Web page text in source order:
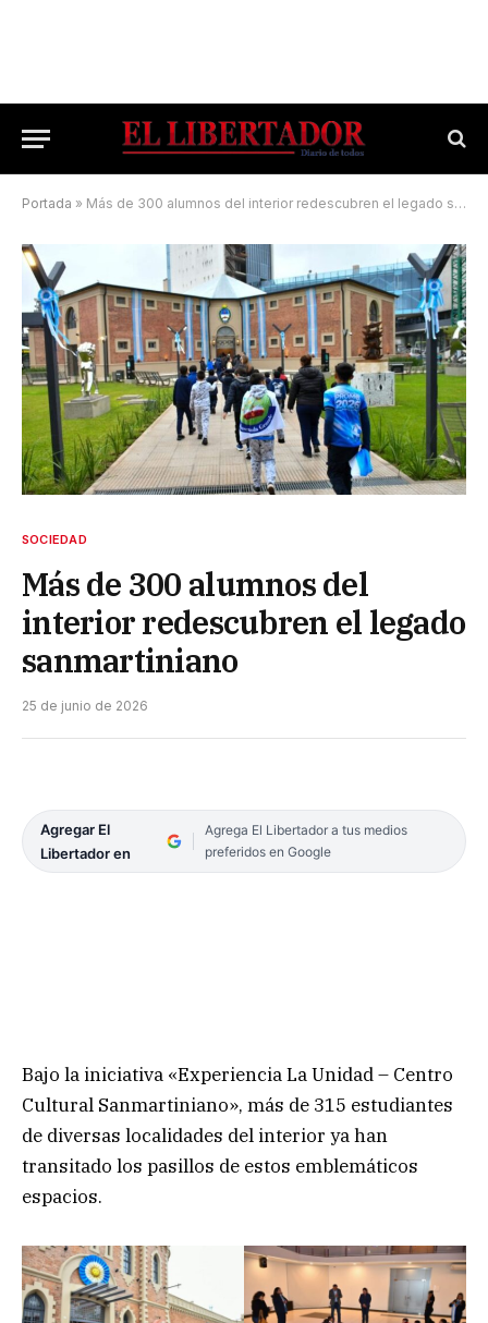
Portada » Más de 300 alumnos del interior redescubren el legado sanmartiniano
SOCIEDAD
Más de 300 alumnos del
interior redescubren el legado
sanmartiniano
25 de junio de 2026
Agregar El
Libertador en
Agrega El Libertador a tus medios
preferidos en Google
Bajo la iniciativa «Experiencia La Unidad – Centro
Cultural Sanmartiniano», más de 315 estudiantes
de diversas localidades del interior ya han
transitado los pasillos de estos emblemáticos
espacios.